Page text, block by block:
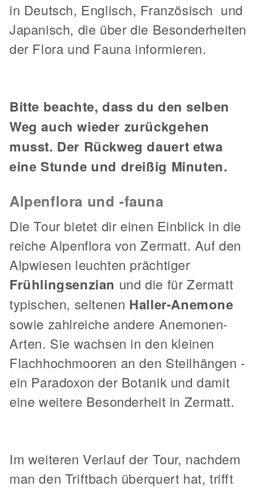
in Deutsch, Englisch, Französisch und
Japanisch, die über die Besonderheiten
der Flora und Fauna informieren.
Bitte beachte, dass du den selben
Weg auch wieder zurückgehen
musst. Der Rückweg dauert etwa
eine Stunde und dreißig Minuten.
Alpenflora und -fauna
Die Tour bietet dir einen Einblick in die
reiche Alpenflora von Zermatt. Auf den
Alpwiesen leuchten prächtiger
Frühlingsenzian und die für Zermatt
typischen, seltenen Haller-Anemone
sowie zahlreiche andere Anemonen-
Arten. Sie wachsen in den kleinen
Flachhochmooren an den Steilhängen -
ein Paradoxon der Botanik und damit
eine weitere Besonderheit in Zermatt.
Im weiteren Verlauf der Tour, nachdem
man den Triftbach überquert hat, trifft